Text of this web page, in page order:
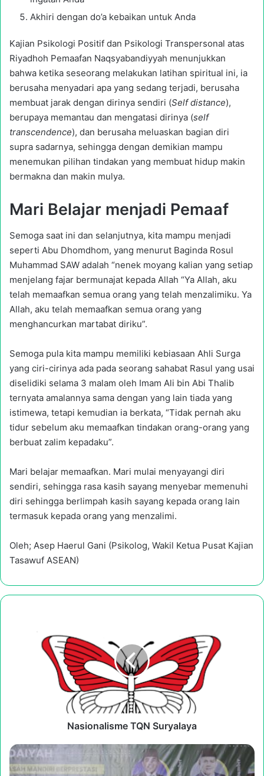
Akhiri dengan do’a kebaikan untuk Anda
Kajian Psikologi Positif dan Psikologi Transpersonal atas
Riyadhoh Pemaafan Naqsyabandiyyah menunjukkan
bahwa ketika seseorang melakukan latihan spiritual ini, ia
berusaha menyadari apa yang sedang terjadi, berusaha
membuat jarak dengan dirinya sendiri (Self distance),
berupaya memantau dan mengatasi dirinya (self
transcendence), dan berusaha meluaskan bagian diri
supra sadarnya, sehingga dengan demikian mampu
menemukan pilihan tindakan yang membuat hidup makin
bermakna dan makin mulya.
Mari Belajar menjadi Pemaaf
Semoga saat ini dan selanjutnya, kita mampu menjadi
seperti Abu Dhomdhom, yang menurut Baginda Rosul
Muhammad SAW adalah “nenek moyang kalian yang setiap
menjelang fajar bermunajat kepada Allah “Ya Allah, aku
telah memaafkan semua orang yang telah menzalimiku. Ya
Allah, aku telah memaafkan semua orang yang
menghancurkan martabat diriku”.
Semoga pula kita mampu memiliki kebiasaan Ahli Surga
yang ciri-cirinya ada pada seorang sahabat Rasul yang usai
diselidiki selama 3 malam oleh Imam Ali bin Abi Thalib
ternyata amalannya sama dengan yang lain tiada yang
istimewa, tetapi kemudian ia berkata, “Tidak pernah aku
tidur sebelum aku memaafkan tindakan orang-orang yang
berbuat zalim kepadaku”.
Mari belajar memaafkan. Mari mulai menyayangi diri
sendiri, sehingga rasa kasih sayang menyebar memenuhi
diri sehingga berlimpah kasih sayang kepada orang lain
termasuk kepada orang yang menzalimi.
Oleh; Asep Haerul Gani (Psikolog, Wakil Ketua Pusat Kajian
Tasawuf ASEAN)
Suryalaya
Nasionalisme TQN Suryalaya
PGMI
SURYALAYA